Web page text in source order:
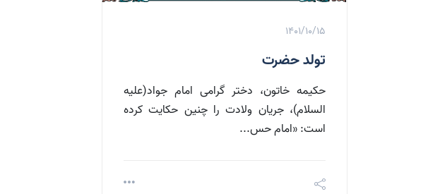
1401/10/15
تولد حضرت
حکیمه خاتون، دختر گرامی امام جواد(علیه
السلام)، جریان ولادت را چنین حکایت کرده
است: «امام حس...